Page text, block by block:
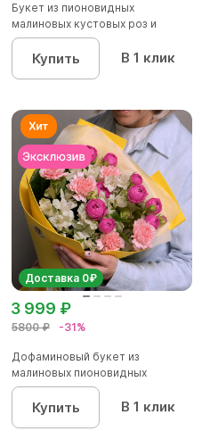
Букет из пионовидных
малиновых кустовых роз и
альстроме...
Купить В 1 клик
Доставка 0₽
5800 ₽ -31%
3 999 ₽
Дофаминовый букет из
малиновых пионовидных
кустовых роз...
Купить В 1 клик